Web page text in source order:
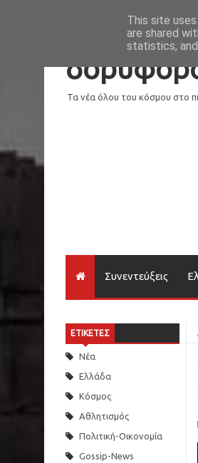
Loading...
Τα νέα όλου του κόσμου στο
Συνεντεύξεις
ΕΤΙΚΕΤΕΣ
Νέα
Ελλάδα
Κόσμος
Αθλητισμός
Πολιτική-Οικονομία
Gossip-News
This site
are shared
statistics,